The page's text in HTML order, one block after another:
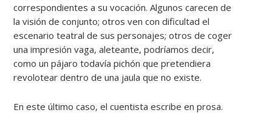
correspondientes a su vocación. Algunos carecen de
la visión de conjunto; otros ven con dificultad el
escenario teatral de sus personajes; otros de coger
una impresión vaga, aleteante, podríamos decir,
como un pájaro todavía pichón que pretendiera
revolotear dentro de una jaula que no existe.
En este último caso, el cuentista escribe en prosa.